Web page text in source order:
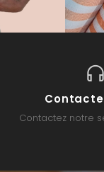
Contactez notre